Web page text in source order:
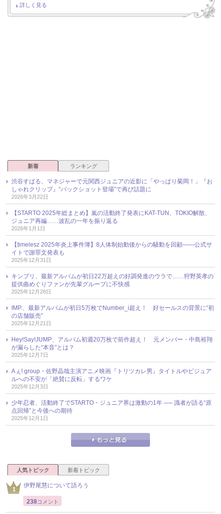
詳しく見る
新着 ランキング
渋谷すばる、マネジャーで元関西ジュニアの近影に「やっぱり菊岡！」『お
しゃれクリップ』“バックショット登場”で再び話題に
2026年3月22日
【STARTO 2025年総まとめ】嵐の活動終了発表にKAT-TUN、TOKIO解散、
ジュニア再編……波乱の一年を振り返る
2026年1月1日
【timelesz 2025年炎上事件簿】8人体制始動後からの騒動を回顧――公式サ
イトで謝罪文発表も
2025年12月31日
キンプリ、最新アルバムが初日22万超えの好調発進のウラで……狩野英孝の
提供曲めぐりファンが先輩グループに不快感
2025年12月28日
IMP.、最新アルバムが初日5万枚でNumber_i超え！ 好セールスの背景に“初
の店舗販売”
2025年12月21日
Hey!Say!JUMP、アルバム初週20万枚で前作超え！ 元メンバー・中島裕翔
が漏らした“本音”とは？
2025年12月7日
Aぇ! group・佐野晶哉主演アニメ映画『トリツカレ男』タイトルやビジュア
ルへの不安が「絶賛に反転」するワケ
2025年12月3日
少年忍者、活動終了でSTARTO・ジュニア界は激動の1年 ── 識者が語る“原
点回帰”と今後への期待
2025年12月1日
人気トピック 新着トピック
伊野尾慧について語ろう
238コメント